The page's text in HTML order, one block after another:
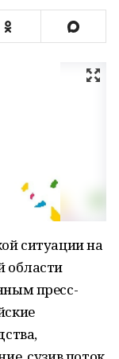
ситуации на
области
пресс-